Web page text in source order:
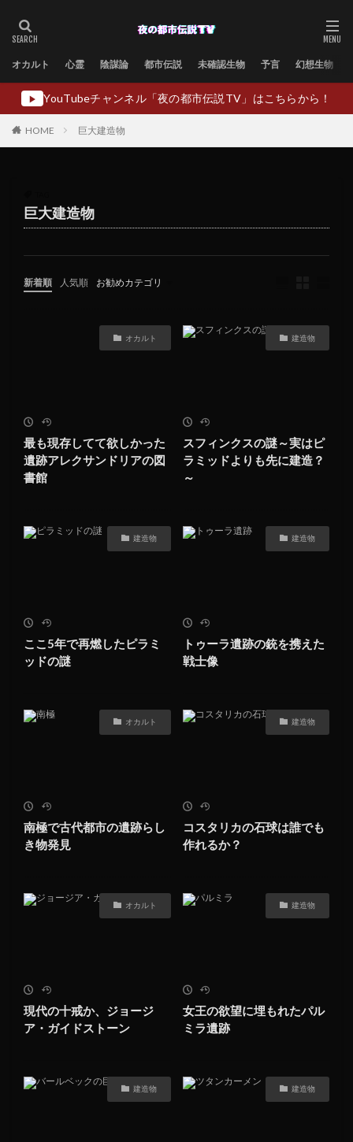
オカルト 心霊 陰謀論 都市伝説 未確認生物 予言 幻想生物
▶ YouTubeチャンネル「夜の都市伝説TV」はこちらから！
HOME 巨大建造物
巨大建造物
新着順 人気順 お勧めカテゴリ
オカルト
最も現存してて欲しかった
遺跡アレクサンドリアの図
書館
建造物
スフィンクスの謎～実はピ
ラミッドよりも先に建造？
～
建造物
ここ5年で再燃したピラミ
ッドの謎
建造物
トゥーラ遺跡の銃を携えた
戦士像
オカルト
南極で古代都市の遺跡らし
き物発見
建造物
コスタリカの石球は誰でも
作れるか？
オカルト
現代の十戒か、ジョージ
ア・ガイドストーン
建造物
女王の欲望に埋もれたパル
ミラ遺跡
建造物 建造物